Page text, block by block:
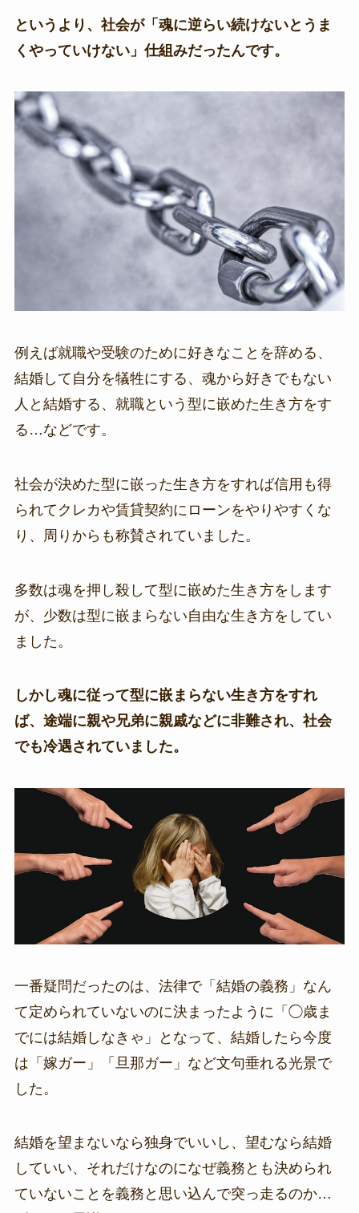
というより、社会が「魂に逆らい続けないとうま
くやっていけない」仕組みだったんです。
例えば就職や受験のために好きなことを辞める、
結婚して自分を犠牲にする、魂から好きでもない
人と結婚する、就職という型に嵌めた生き方をす
る…などです。
社会が決めた型に嵌った生き方をすれば信用も得
られてクレカや賃貸契約にローンをやりやすくな
り、周りからも称賛されていました。
多数は魂を押し殺して型に嵌めた生き方をします
が、少数は型に嵌まらない自由な生き方をしてい
ました。
しかし魂に従って型に嵌まらない生き方をすれ
ば、途端に親や兄弟に親戚などに非難され、社会
でも冷遇されていました。
一番疑問だったのは、法律で「結婚の義務」なん
て定められていないのに決まったように「◯歳ま
でには結婚しなきゃ」となって、結婚したら今度
は「嫁ガー」「旦那ガー」など文句垂れる光景で
した。
結婚を望まないなら独身でいいし、望むなら結婚
していい、それだけなのになぜ義務とも決められ
ていないことを義務と思い込んで突っ走るのか…